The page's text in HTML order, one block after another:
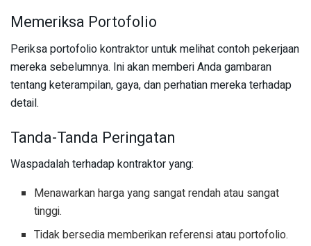
Memeriksa Portofolio
Periksa portofolio kontraktor untuk melihat contoh pekerjaan
mereka sebelumnya. Ini akan memberi Anda gambaran
tentang keterampilan, gaya, dan perhatian mereka terhadap
detail.
Tanda-Tanda Peringatan
Waspadalah terhadap kontraktor yang:
Menawarkan harga yang sangat rendah atau sangat
tinggi.
Tidak bersedia memberikan referensi atau portofolio.